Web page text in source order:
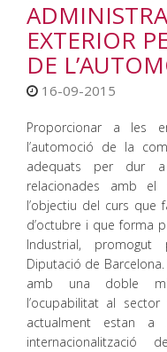
EXTERIOR
DE
16-09-2015
Proporcionar a les
l’automoció de la
adequats per dur a
relacionades amb el
l’objectiu del curs que
d’octubre i que forma
Industrial,
Diputació de
amb una doble
l’ocupabilitat al
actualment estan a